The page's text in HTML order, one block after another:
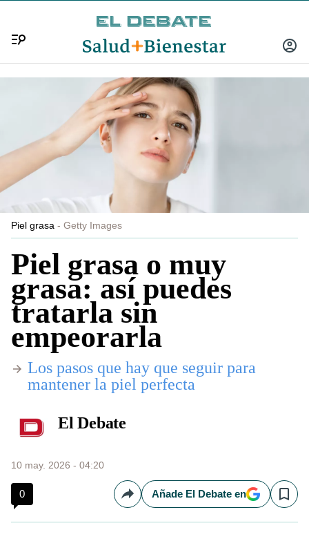
INICIAR
Piel grasa Getty Images
Piel grasa o muy
grasa: así puedes
tratarla sin
empeorarla
Los pasos que hay que seguir para
mantener la piel perfecta
El Debate
10 may. 2026 - 04:20
0 CompartirAñade El Debate en Save